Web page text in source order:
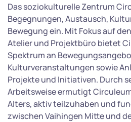
Das soziokulturelle Zentrum
Begegnungen, Austausch,
Bewegung ein. Mit Fokus auf
Atelier und Projektbüro bietet
Spektrum an
Kulturveranstaltungen sowie
Projekte und Initiativen. Durch
Arbeitsweise ermutigt
Alters, aktiv teilzuhaben und
zwischen Vaihingen Mitte und